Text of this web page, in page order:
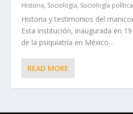
Historia, Sociología, Sociología política
Historia y testimonios del
Esta institución, inaugurada en
de la psiquiatría en México…
READ MORE